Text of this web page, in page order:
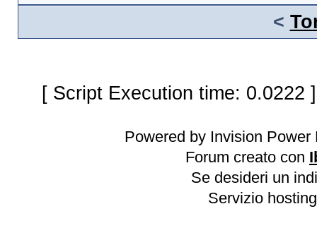
<
[ Script Execution time:
Powered by Invision
Forum creato con
Se desideri un
Servizio